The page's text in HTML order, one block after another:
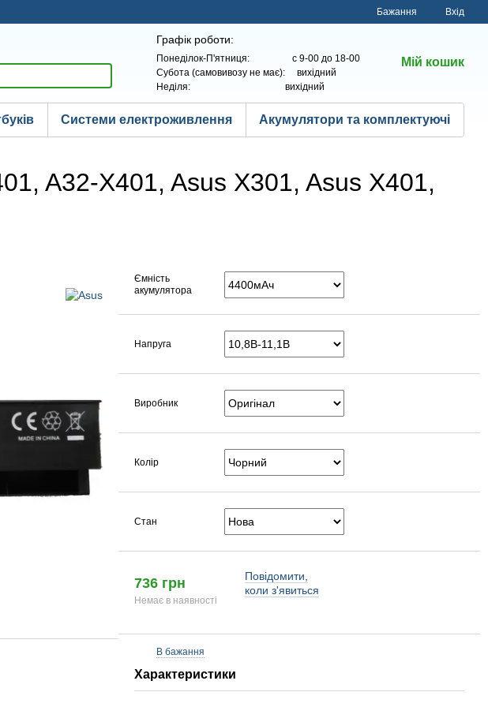
Бажання Вхід
Графік роботи:
Понеділок-П'ятниця: с 9-00 до 18-00
Субота (самовивозу не має): вихідний
Неділя: вихідний
Мій кошик
Системи електроживлення Акумулятори та комплектуючі
A32-X401, Asus X301, Asus X401,
Ємність
акумулятора
Напруга
Виробник
Колір
Стан
736 грн
Немає в наявності
Повідомити,
коли з'явиться
В бажання
Характеристики